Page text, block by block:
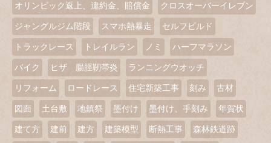
オリンピック返上、違約金、賠償金 クロスオーバーイレブン
ジャングルジム階段 スマホ熱暴走 セルフビルド
トラックレース トレイルラン ノミ ハーフマラソン
バイク ヒザ 腸脛靭帯炎 ランニングウオッチ
リフォーム ロードレース 住宅新築工事 刻み 古材
図面 土台敷 地鎮祭 墨付け 墨付け、手刻み 年賀状
建て方 建前 建方 建築模型 断熱工事 森林鉄道跡